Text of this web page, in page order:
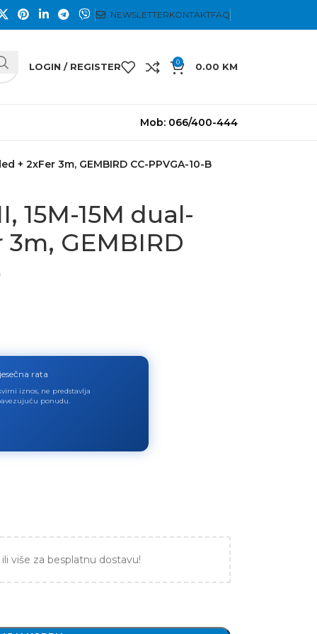
NEWSLETTERKONTAKTFAQ
LOGIN / REGISTER 0 0.00 KM
Mob: 066/400-444
+ 2xFer 3m, GEMBIRD CC-PPVGA-10-B
15M-15M dual-
3m, GEMBIRD
rata
iznos, ne predstavlja
ponudu.
ili više za besplatnu dostavu!